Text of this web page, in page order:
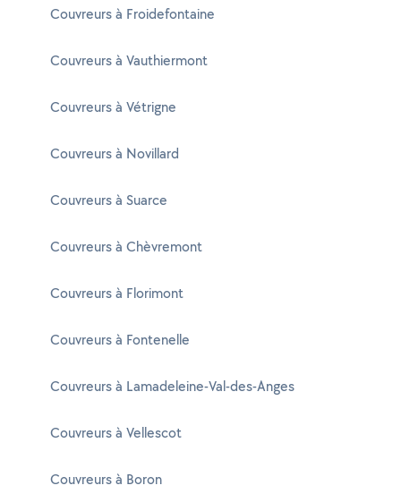
Couvreurs à Froidefontaine
Couvreurs à Vauthiermont
Couvreurs à Vétrigne
Couvreurs à Novillard
Couvreurs à Suarce
Couvreurs à Chèvremont
Couvreurs à Florimont
Couvreurs à Fontenelle
Couvreurs à Lamadeleine-Val-des-Anges
Couvreurs à Vellescot
Couvreurs à Boron